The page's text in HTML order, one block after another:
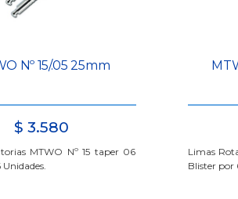
Nº 15/.05 25mm
$ 3.580
MTWO Nº 15 taper 06
Limas
Blister por